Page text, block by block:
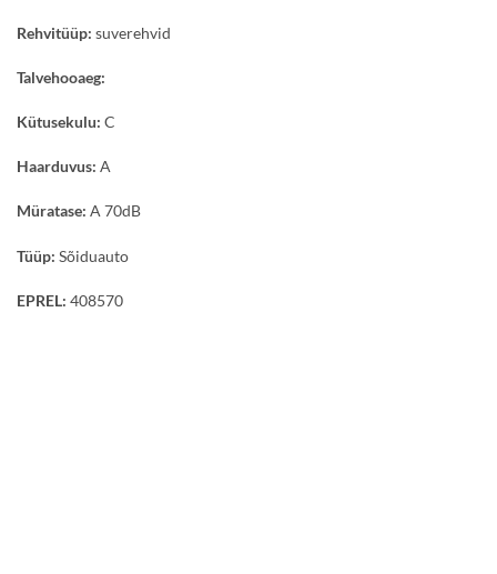
Rehvitüüp: suverehvid
Talvehooaeg:
Kütusekulu: C
Haarduvus: A
Müratase: A 70dB
Tüüp: Sõiduauto
EPREL: 408570